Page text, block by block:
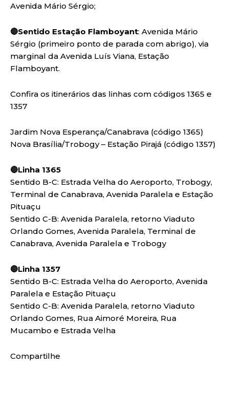
Avenida Mário Sérgio;
🔴Sentido Estação Flamboyant: Avenida Mário
Sérgio (primeiro ponto de parada com abrigo), via
marginal da Avenida Luís Viana, Estação
Flamboyant.
Confira os itinerários das linhas com códigos 1365 e
1357
Jardim Nova Esperança/Canabrava (código 1365)
Nova Brasília/Trobogy – Estação Pirajá (código 1357)
🔴Linha 1365
Sentido B-C: Estrada Velha do Aeroporto, Trobogy,
Terminal de Canabrava, Avenida Paralela e Estação
Pituaçu
Sentido C-B: Avenida Paralela, retorno Viaduto
Orlando Gomes, Avenida Paralela, Terminal de
Canabrava, Avenida Paralela e Trobogy
🔴Linha 1357
Sentido B-C: Estrada Velha do Aeroporto, Avenida
Paralela e Estação Pituaçu
Sentido C-B: Avenida Paralela, retorno Viaduto
Orlando Gomes, Rua Aimoré Moreira, Rua
Mucambo e Estrada Velha
Compartilhe